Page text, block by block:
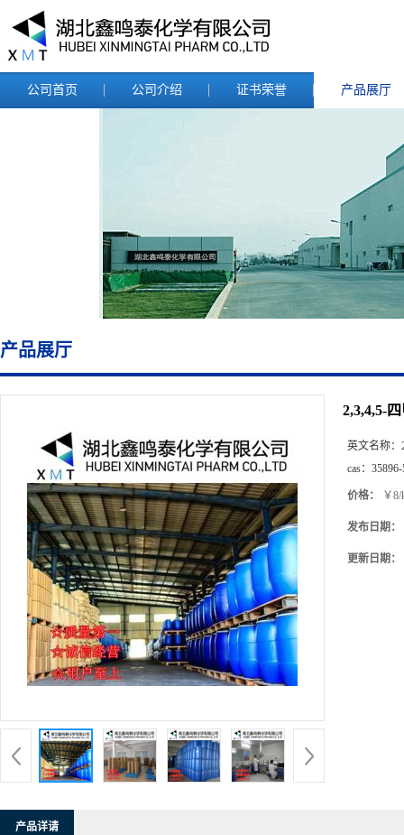
公司首页 公司介绍 证书荣誉 产品展厅
产品展厅
2,3,4,5-
英文名称：
cas：
价格： ￥8/
发布日期：
更新日期：
产品详请